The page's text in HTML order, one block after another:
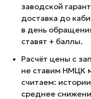
заводской
доставка до
в день
ставят + баллы.
Расчёт цены с
не ставим НМЦК
считаем:
среднее